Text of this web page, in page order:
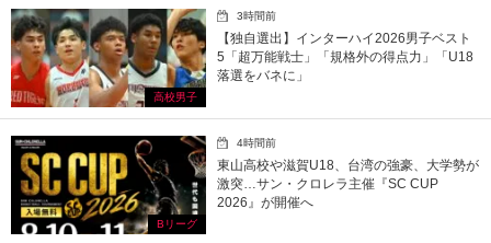
高校男子
3時間前
【独自選出】インターハイ2026男子ベスト
5「超万能戦士」「規格外の得点力」「U18
落選をバネに」
Bリーグ
4時間前
東山高校や滋賀U18、台湾の強豪、大学勢が
激突…サン・クロレラ主催『SC CUP
2026』が開催へ